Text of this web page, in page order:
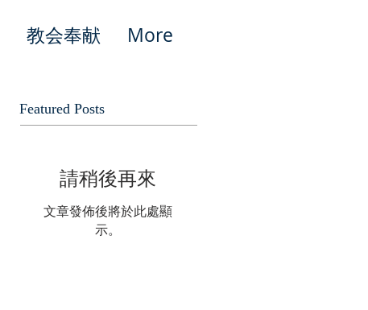
教会奉献 More
Featured Posts
請稍後再來
文章發佈後將於此處顯
示。